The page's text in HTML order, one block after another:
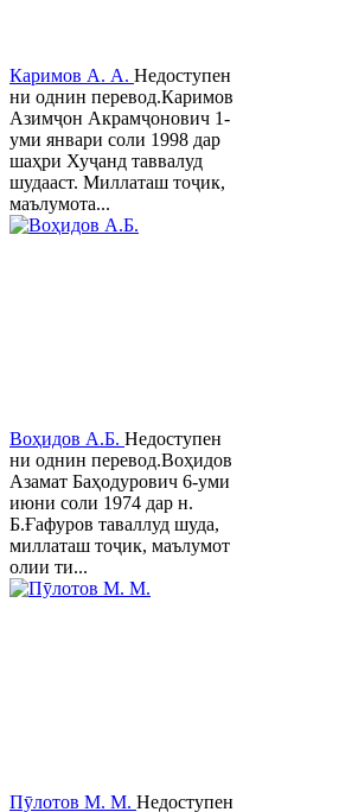
Каримов А. А. Недоступен
ни однин перевод.Каримов
Азимҷон Акрамҷонович 1-
уми январи соли 1998 дар
шаҳри Хуҷанд таввалуд
шудааст. Миллаташ тоҷик,
маълумота...
Воҳидов А.Б. Недоступен
ни однин перевод.Воҳидов
Азамат Баҳодурович 6-уми
июни соли 1974 дар н.
Б.Ғафуров таваллуд шуда,
миллаташ тоҷик, маълумот
олии ти...
Пӯлотов М. М. Недоступен